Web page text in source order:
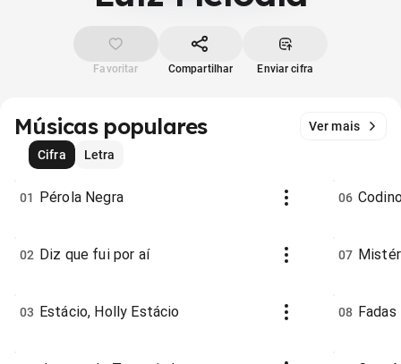
Favoritar Compartilhar Enviar cifra
Músicas populares
Ver mais
Cifra
Letra
01 Pérola Negra
02 Diz que fui por aí
03 Estácio, Holly Estácio
06
07
08 Fadas